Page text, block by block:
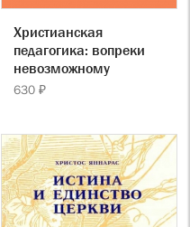
Христианская
педагогика: вопреки
невозможному
630 ₽